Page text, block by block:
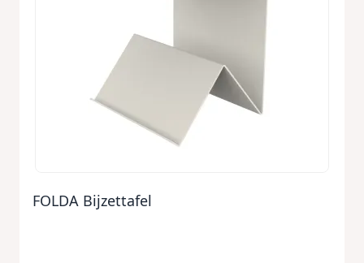
FOLDA Bijzettafel